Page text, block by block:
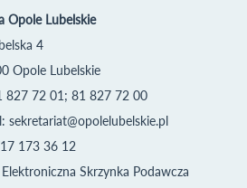
Opole Lubelskie
4
Opole Lubelskie
827 72 01; 81 827 72 00
sekretariat@opolelubelskie.pl
173 36 12
Elektroniczna Skrzynka Podawcza